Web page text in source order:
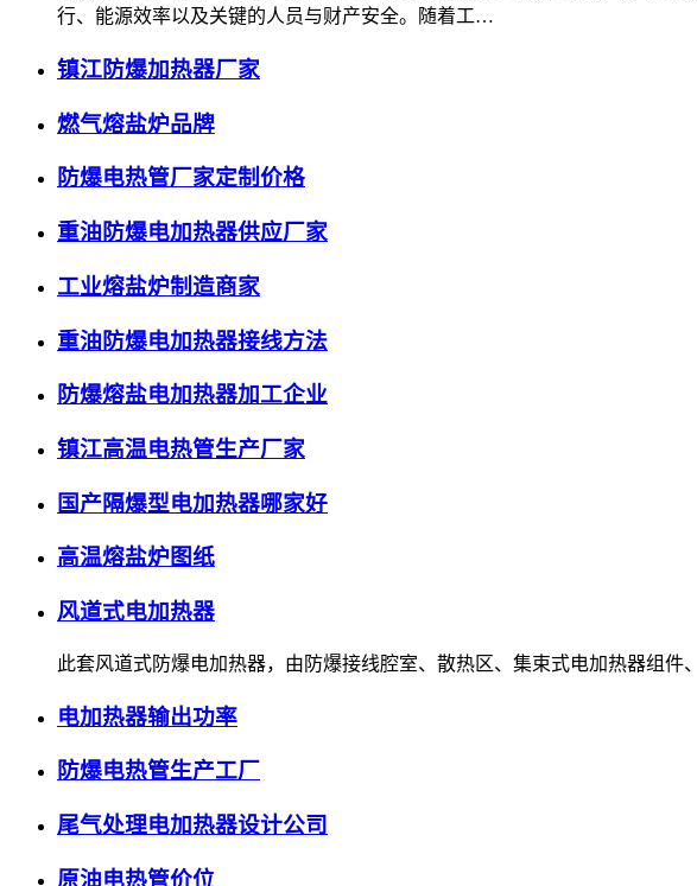
行、能源效率以及关键的人员与财产安全。随着工…
镇江防爆加热器厂家
燃气熔盐炉品牌
防爆电热管厂家定制价格
重油防爆电加热器供应厂家
工业熔盐炉制造商家
重油防爆电加热器接线方法
防爆熔盐电加热器加工企业
镇江高温电热管生产厂家
国产隔爆型电加热器哪家好
高温熔盐炉图纸
风道式电加热器
此套风道式防爆电加热器，由防爆接线腔室、散热区、集束式电加热器组
电加热器输出功率
防爆电热管生产工厂
尾气处理电加热器设计公司
原油电热管价位